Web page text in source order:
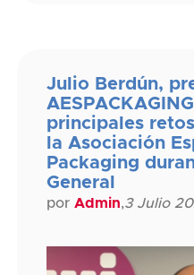
Julio Berdún,
principales
la Asociación
Packaging
General
por Admin,3 Julio